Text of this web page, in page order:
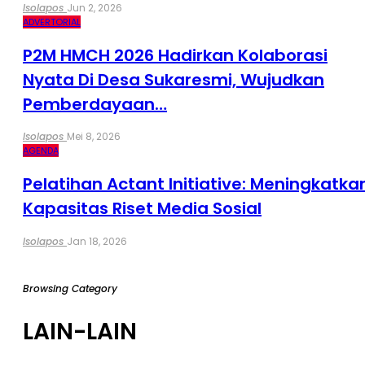
Isolapos Jun 2, 2026
ADVERTORIAL
P2M HMCH 2026 Hadirkan Kolaborasi
Nyata Di Desa Sukaresmi, Wujudkan
Pemberdayaan…
Isolapos Mei 8, 2026
AGENDA
Pelatihan Actant Initiative:
Kapasitas Riset Media Sosial
Isolapos Jan 18, 2026
Browsing Category
LAIN-LAIN